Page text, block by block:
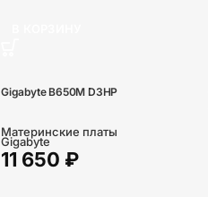
Gigabyte B650M D3HP
Материнские платы
Gigabyte
11 650 ₽